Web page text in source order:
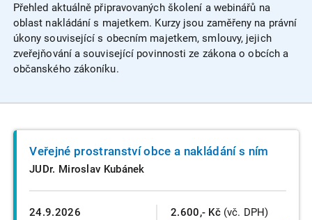
Přehled aktuálně připravovaných školení a webinářů na
oblast nakládání s majetkem. Kurzy jsou zaměřeny na právní
úkony související s obecním majetkem, smlouvy, jejich
zveřejňování a související povinnosti ze zákona o obcích a
občanského zákoníku.
24.9.2026
Veřejné prostranství obce a nakládání s ním
JUDr. Miroslav Kubánek
2.600,- Kč (vč. DPH)